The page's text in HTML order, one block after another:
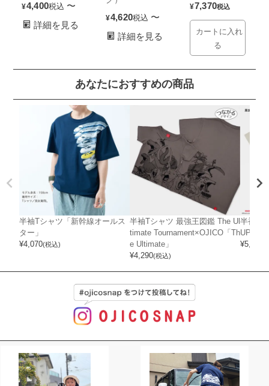
¥4,400税込 〜
詳細を見る
¥4,620税込 〜
詳細を見る
¥7,370税込
カートに入れ
る
あなたにおすすめの商品
半袖Tシャツ「新幹線オールス
ター」
¥4,070(税込)
半袖Tシャツ 最強王図鑑 The Ul
timate Tournament×OJICO「Th
e Ultimate」
¥4,290(税込)
半袖T
UPER
¥5,720